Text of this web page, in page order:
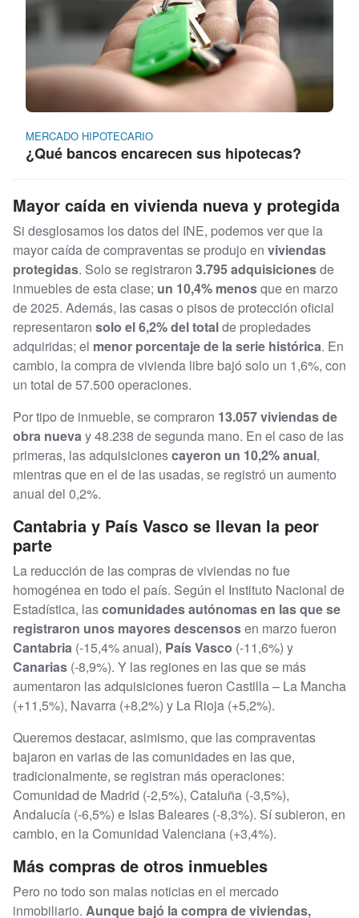
MERCADO HIPOTECARIO
¿Qué bancos encarecen sus hipotecas?
Mayor caída en vivienda nueva y protegida
Si desglosamos los datos del INE, podemos ver que la
mayor caída de compraventas se produjo en viviendas
protegidas. Solo se registraron 3.795 adquisicionesde
inmuebles de esta clase; un 10,4% menosque en marzo
de 2025. Además, las casas o pisos de protección oficial
representaron solo el 6,2% del totalde propiedades
adquiridas; el menor porcentaje de la serie histórica. En
cambio, la compra de vivienda libre bajó solo un 1,6%, con
un total de 57.500 operaciones.
Por tipo de inmueble, se compraron 13.057 viviendas de
obra nuevay 48.238 de segunda mano. En el caso de las
primeras, las adquisicionescayeron un 10,2% anual,
mientras que en el de las usadas, se registró un aumento
anual del 0,2%.
Cantabria y País Vasco se llevan la peor
parte
La reducción de las compras de viviendas no fue
homogénea en todo el país. Según el Instituto Nacional de
Estadística, lascomunidades autónomas en las que se
registraron unos mayores descensosen marzo fueron
Cantabria (-15,4% anual), País Vasco (-11,6%) y
Canarias (-8,9%). Y las regiones en las que se más
aumentaron las adquisiciones fueron Castilla – La Mancha
(+11,5%), Navarra (+8,2%) y La Rioja (+5,2%).
Queremos destacar, asimismo, que las compraventas
bajaron en varias de las comunidades en las que,
tradicionalmente, se registran más operaciones:
Comunidad de Madrid (-2,5%), Cataluña (-3,5%),
Andalucía (-6,5%) e Islas Baleares (-8,3%). Sí subieron, en
cambio, en la Comunidad Valenciana (+3,4%).
Más compras de otros inmuebles
Pero no todo son malas noticias en el mercado
inmobiliario. Aunque bajó la compra de viviendas,